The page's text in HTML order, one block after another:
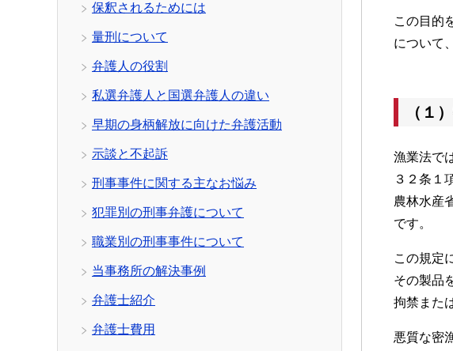
この目的
について
（１
漁業法で
３２条１
農林水産
です。
この規定
その製品
拘禁また
悪質な密
保釈されるためには
量刑について
弁護人の役割
私選弁護人と国選弁護人の違い
早期の身柄解放に向けた弁護活動
示談と不起訴
刑事事件に関する主なお悩み
犯罪別の刑事弁護について
職業別の刑事事件について
当事務所の解決事例
弁護士紹介
弁護士費用